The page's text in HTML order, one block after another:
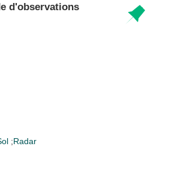
d'observations
;Radar